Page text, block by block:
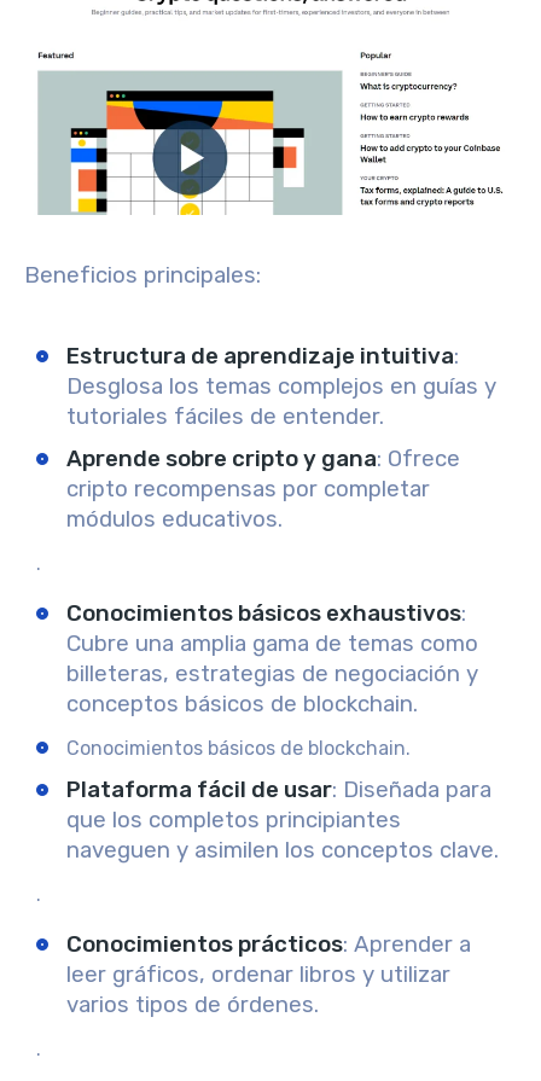
Beneficios principales:
Estructura de aprendizaje intuitiva:
Desglosa los temas complejos en guías y
tutoriales fáciles de entender.
Aprende sobre cripto y gana: Ofrece
cripto recompensas por completar
módulos educativos.
.
Conocimientos básicos exhaustivos:
Cubre una amplia gama de temas como
billeteras, estrategias de negociación y
conceptos básicos de blockchain.
Conocimientos básicos de blockchain.
Plataforma fácil de usar: Diseñada para
que los completos principiantes
naveguen y asimilen los conceptos clave.
.
Conocimientos prácticos: Aprender a
leer gráficos, ordenar libros y utilizar
varios tipos de órdenes.
.